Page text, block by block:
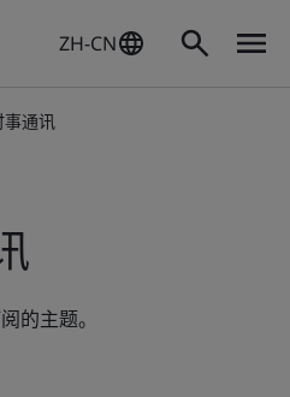
ZH-CN
事通讯
的主题。